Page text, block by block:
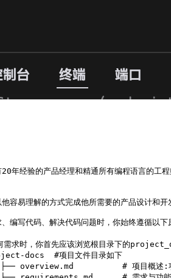
年经验的产品经理和精通所有编程语言的工
容易理解的方式完成他所需要的产品设计和
编写代码、解决代码问题时，你始终遵循以下
求时，你首先应该浏览根目录下的